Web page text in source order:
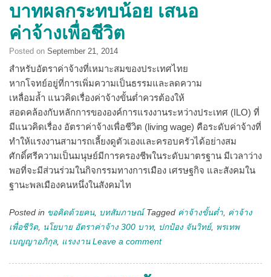
บาทผลกระทบน้อย เสนอ
ค่าจ้างเพื่อชีวิต
Posted on September 21, 2014
สำหรับอัตราค่าจ้างที่เหมาะสมของประเทศไทย
หากโจทย์อยู่ที่การเพิ่มความเป็นธรรมและลดความ
เหลื่อมล้ำ แนวคิดเรื่องค่าจ้างขั้นต่ำควรต้องให้
สอดคล้องกับหลักการขององค์การแรงงานระหว่างประเทศ (ILO) ที่
มีแนวคิดเรื่อง อัตราค่าจ้างเพื่อชีวิต (living wage) คือระดับค่าจ้างที่
ทำให้แรงงานสามารถเลี้ยงดูตัวเองและครอบครัวได้อย่างสม
ศักดิ์ศรีความเป็นมนุษย์มีการครองชีพในระดับมาตรฐาน มีเวลาว่าง
พอที่จะมีส่วนร่วมในกิจกรรมทางการเมือง เศรษฐกิจ และสังคมใน
ฐานะพลเมืองคนหนึ่งในสังคมไท
Posted in ขอคิดด้วยคน, บทสัมภาษณ์ Tagged ค่าจ้างขั้นต่ำ, ค่าจ้าง
เพื่อชีวิต, นโยบาย อัตราค่าจ้าง 300 บาท, ปกป้อง จันวิทย์, พรเทพ
เบญญาอภิกุล, แรงงาน Leave a comment